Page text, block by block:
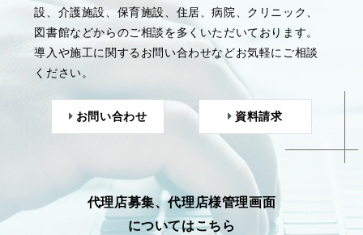
設、介護施設、保育施設、住居、病院、クリニック、
図書館などからのご相談を多くいただいております。
導入や施工に関するお問い合わせなどお気軽にご相談
ください。
お問い合わせ 資料請求
代理店募集、代理店様管理画面
についてはこちら